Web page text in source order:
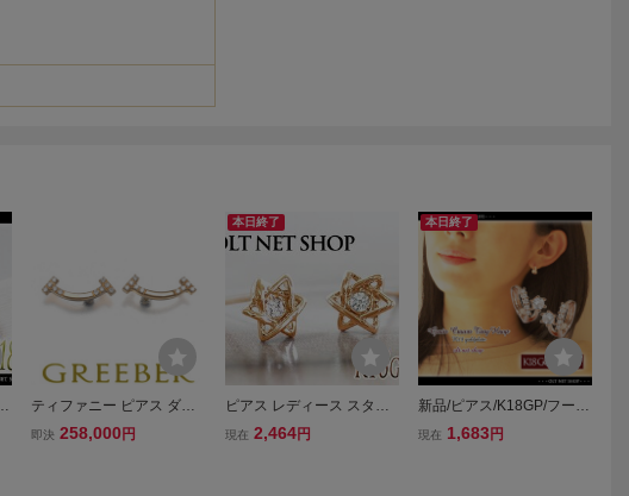
ティファニー ピアス ダイ
ヤ ダイヤモンド Tスマイル
即決 258,000 円
本日終了
ピアス レディース スター
星 ピンクゴールド 18金 18
現在 2,464円
本日終了
新品/ピアス/K18GP/フー
プ/ダイヤ/ピンクゴールド/
現在 1,683円